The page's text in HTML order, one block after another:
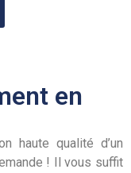
en
haute qualité d’un
! Il vous suffit